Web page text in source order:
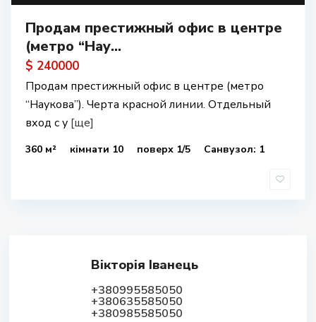
Продам престижный офис в центре
(метро “Нау...
$ 240000
Продам престижный офис в центре (метро
“Наукова”). Черта красной линии. Отдельный
вход с у [ще]
360 м² кімнати 10 поверх 1/5 Санвузол: 1
Вікторія Іванець
+380995585050
+380635585050
+380985585050